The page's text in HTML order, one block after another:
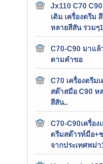
Jx110 C70 C90
เดิม เครื่องดรีม
หลายสีสัน รวมๆ
C70-C90 มาแ
ตามคำขอ
C70 เครื่องดรีมเ
สต๊าสมือ C90 ห
สีสัน..
C70-C90เครื่อง
ดรีมสต๊ารท์มือ+
จากประเทศพม่